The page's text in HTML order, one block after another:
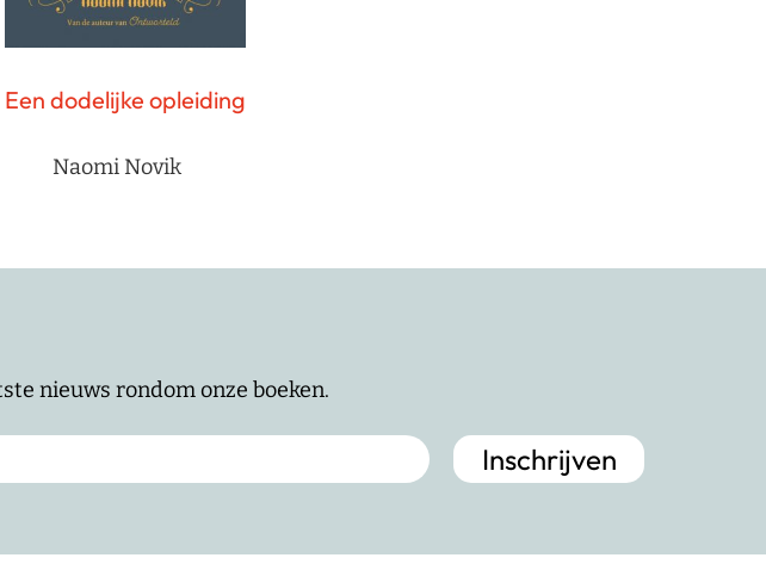
Een dodelijke opleiding
Naomi Novik
nieuws rondom onze boeken.